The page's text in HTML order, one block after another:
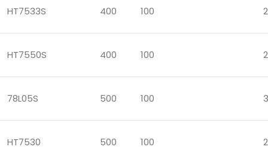
HT7533S 400 100
HT7550S 400 100
78L05S 500 100
HT7530 500 100